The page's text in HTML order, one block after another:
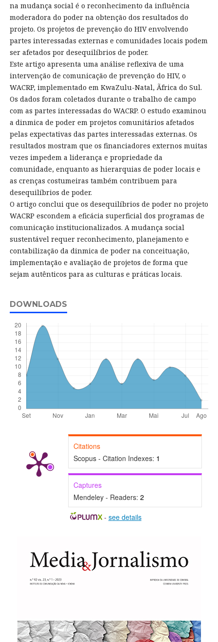
na mudança social é o reconhecimento da influência
moderadora do poder na obtenção dos resultados do
projeto. Os projetos de prevenção do HIV envolvendo
partes interessadas externas e comunidades locais podem
ser afetados por desequilíbrios de poder.
Este artigo apresenta uma análise reflexiva de uma
intervenção de comunicação de prevenção do HIV, o
WACRP, implementado em KwaZulu-Natal, Ãfrica do Sul.
Os dados foram coletados durante o trabalho de campo
com as partes interessadas do WACRP. O estudo examinou
a dinmica de poder em projetos comunitários afetados
pelas expectativas das partes interessadas externas. Os
resultados mostram que os financiadores externos muitas
vezes impedem a liderança e propriedade da
comunidade, enquanto as hierarquias de poder locais e
as crenças costumeiras também contribuem para
desequilíbrios de poder.
O artigo conclui que os desequilíbrios de poder no projeto
WACRP escondem a eficácia superficial dos programas de
comunicação institucionalizados. A mudança social
sustentável requer reconhecimento, planejamento e
contabilização da dinmica de poder na conceituação,
implementação e avaliação de projetos de forma que
sejam autênticos para as culturas e práticas locais.
DOWNLOADS
Citations
Scopus - Citation Indexes: 1
Captures
Mendeley - Readers: 2
- see details